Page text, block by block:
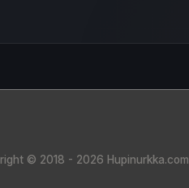
© 2018 - 2026 Hupinurkka.com